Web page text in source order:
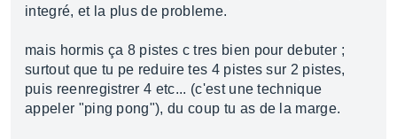
integré, et la plus de probleme.
mais hormis ça 8 pistes c tres bien pour debuter ;
surtout que tu pe reduire tes 4 pistes sur 2 pistes,
puis reenregistrer 4 etc... (c'est une technique
appeler "ping pong"), du coup tu as de la marge.